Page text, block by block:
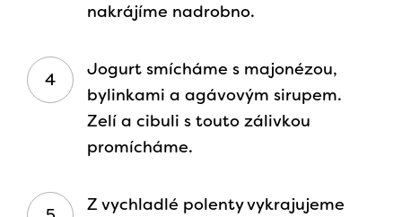
nakrájíme nadrobno.
Jogurt smícháme s majonézou,
bylinkami a agávovým sirupem.
Zelí a cibuli s touto zálivkou
promícháme.
Z vychladlé polenty vykrajujeme